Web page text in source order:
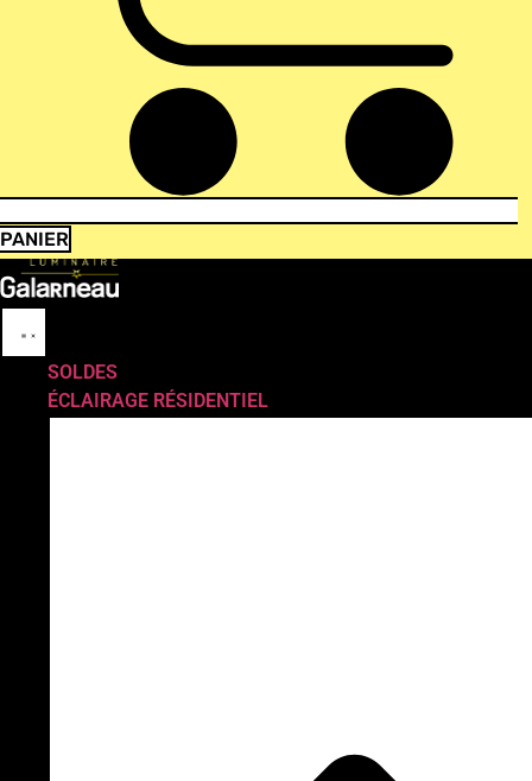
PANIER
SOLDES
ÉCLAIRAGE RÉSIDENTIEL